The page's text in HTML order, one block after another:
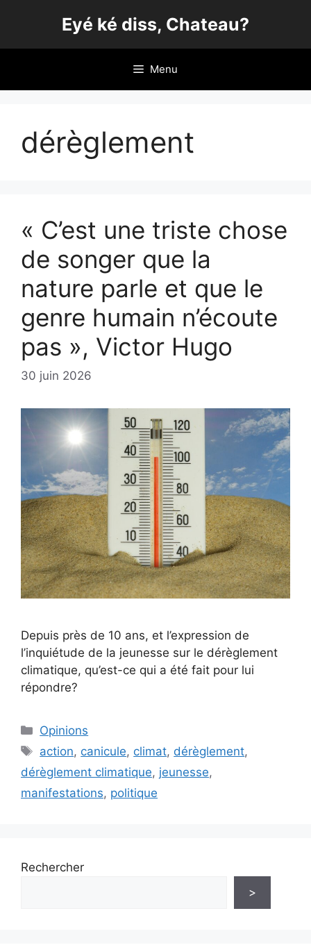
Eyé ké diss, Chateau?
Menu
dérèglement
« C’est une triste chose
de songer que la
nature parle et que le
genre humain n’écoute
pas », Victor Hugo
30 juin 2026
Depuis près de 10 ans, et l’expression de
l’inquiétude de la jeunesse sur le dérèglement
climatique, qu’est-ce qui a été fait pour lui
répondre?
Catégories
Opinions
Étiquettes
action, canicule, climat, dérèglement,
dérèglement climatique, jeunesse,
manifestations, politique
Rechercher
>